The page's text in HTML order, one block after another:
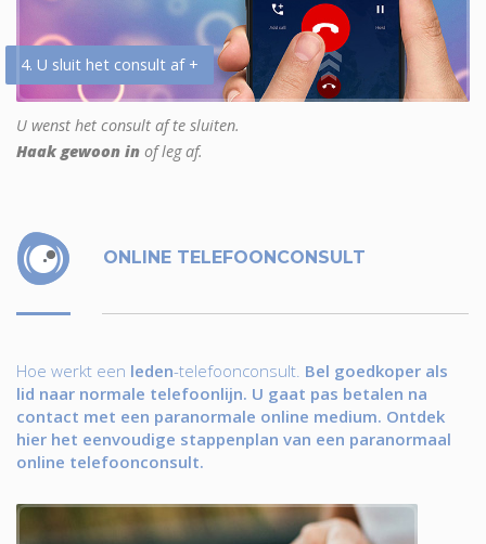
4. U sluit het consult af +
U wenst het consult af te sluiten.
Haak gewoon in of leg af.
ONLINE TELEFOONCONSULT
Hoe werkt een leden-telefoonconsult. Bel goedkoper als
lid naar normale telefoonlijn. U gaat pas betalen na
contact met een paranormale online medium. Ontdek
hier het eenvoudige stappenplan van een paranormaal
online telefoonconsult.